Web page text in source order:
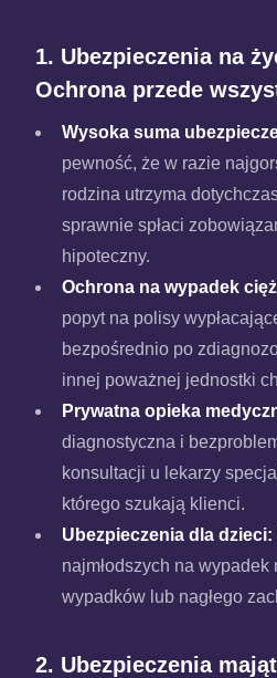
1. Ubezpieczenia na
Ochrona przede
Wysoka suma
pewność, że w razie
rodzina utrzyma
sprawnie spłaci
hipoteczny.
Ochrona na wypadek
popyt na polisy
bezpośrednio po
innej poważnej jednostki
Prywatna opieka
diagnostyczna i
konsultacji u lekarzy
którego szukają klienci.
Ubezpieczenia dla dzieci:
najmłodszych na
wypadków lub nagłego
2. Ubezpieczenia